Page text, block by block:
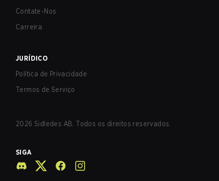
Contate-Nos
Carreira
JURÍDICO
Política de Privacidade
Termos de Serviço
2026 Sidledes AB. Todos os direitos reservados.
SIGA